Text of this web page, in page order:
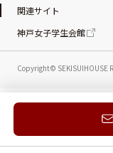
電話
Copyright© SEKISUIHOUSE
関連サイト
神戸女子学生会館